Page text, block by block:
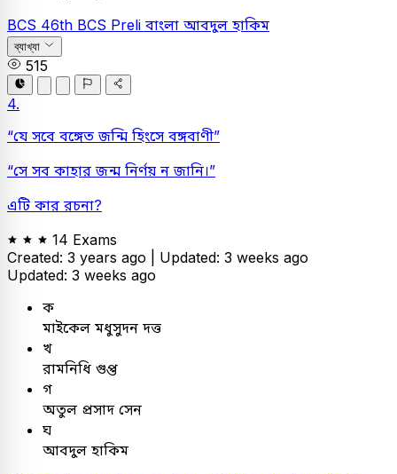
BCS 46th BCS Preli বাংলা আবদুল হাকিম
ব্যাখ্যা
515
4.
“যে সবে বঙ্গেত জন্মি হিংসে বঙ্গবাণী”
“সে সব কাহার জন্ম নির্ণয় ন জানি।”
এটি কার রচনা?
14 Exams
Created: 3 years ago | Updated: 3 weeks ago
Updated: 3 weeks ago
ক
মাইকেল মধুসুদন দত্ত
খ
রামনিধি গুপ্ত
গ
অতুল প্রসাদ সেন
ঘ
আবদুল হাকিম